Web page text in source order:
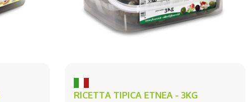
RICETTA TIPICA ETNEA - 3KG